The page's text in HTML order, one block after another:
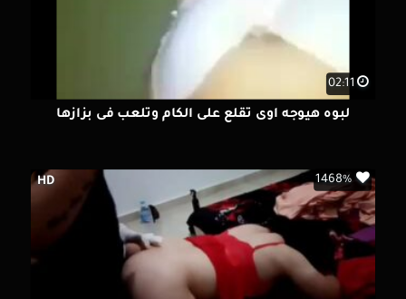
02:11
لبوه هيوجه اوى تقلع على الكام وتلعب فى بزازها
HD 1468%